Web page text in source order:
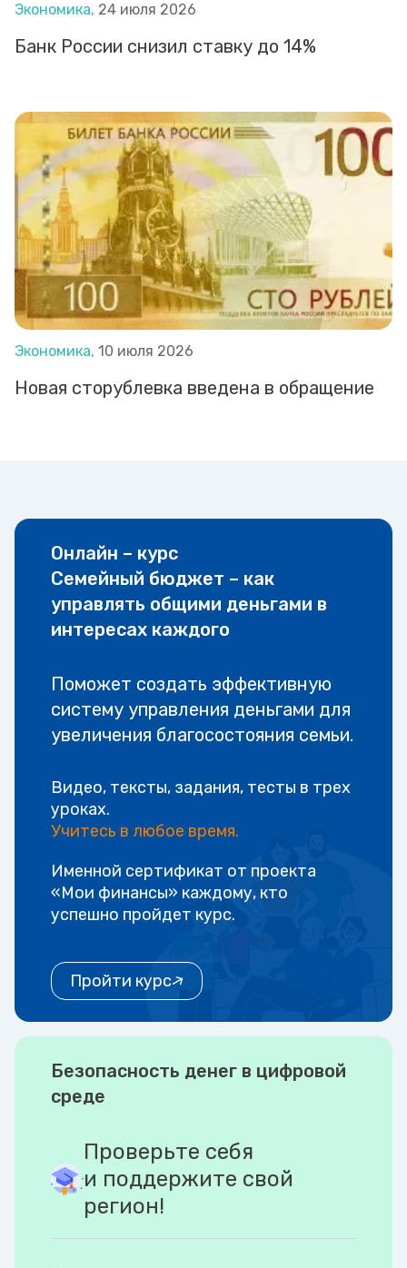
Экономика, 24 июля 2026
Банк России снизил ставку до 14%
Экономика, 10 июля 2026
Новая сторублевка введена в обращение
Онлайн – курс
Семейный бюджет – как
управлять общими деньгами в
интересах каждого
Поможет создать эффективную
систему управления деньгами для
увеличения благосостояния семьи.
Видео, тексты, задания, тесты в трех
уроках.
Учитесь в любое время.
Именной сертификат от проекта
«Мои финансы» каждому, кто
успешно пройдет курс.
Пройти курс
Безопасность денег в цифровой
среде
Проверьте себя
и поддержите свой
регион!